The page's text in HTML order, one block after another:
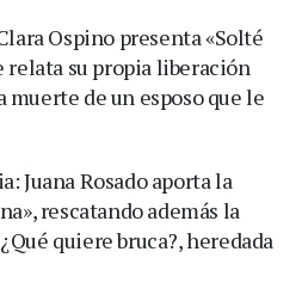
Ospino presenta «Solté
relata su propia liberación
muerte de un esposo que le
Juana Rosado aporta la
rescatando además la
quiere bruca?, heredada